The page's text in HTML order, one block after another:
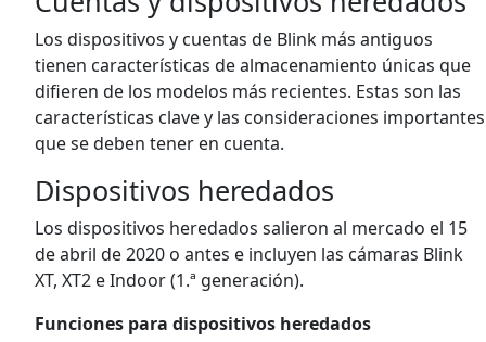
Los dispositivos y cuentas de Blink más antiguos
tienen características de almacenamiento únicas que
difieren de los modelos más recientes. Estas son las
características clave y las consideraciones importantes
que se deben tener en cuenta.
Dispositivos heredados
Los dispositivos heredados salieron al mercado el 15
de abril de 2020 o antes e incluyen las cámaras Blink
XT, XT2 e Indoor (1.ª generación).
Funciones para dispositivos heredados